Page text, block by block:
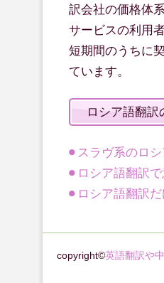
訳会社の価格体
サービスの利用
短期間のうちに
ています。
ロシア語翻訳
スラヴ系のロ
ロシア語翻訳
ロシア語翻訳
copyright©英語翻訳や